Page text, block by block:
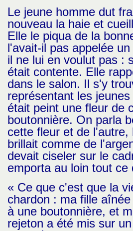
Le jeune homme dut
nouveau la haie et
Elle le piqua de la
l'avait-il pas appelée
il ne lui en voulut pas :
était contente. Elle
dans le salon. Il s'y
représentant les
était peint une fleur de
boutonnière. On parla
cette fleur et de l'autre,
brillait comme de
devait ciseler sur le
emporta au loin tout ce
« Ce que c'est que la
chardon : ma fille
à une boutonnière, et
rejeton a été mis sur